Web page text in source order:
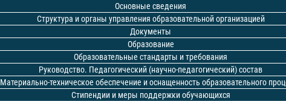
Основные сведения
Структура и органы управления образовательной организацией
Документы
Образование
Образовательные стандарты и требования
Руководство. Педагогический (научно-педагогический) состав
Материально-техническое обеспечение и оснащенность образовательного
Стипендии и меры поддержки обучающихся